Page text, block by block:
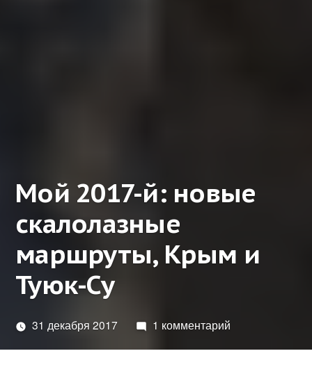
Мой 2017-й: новые
скалолазные
маршруты, Крым и
Туюк-Су
31 декабря 2017 1 комментарий